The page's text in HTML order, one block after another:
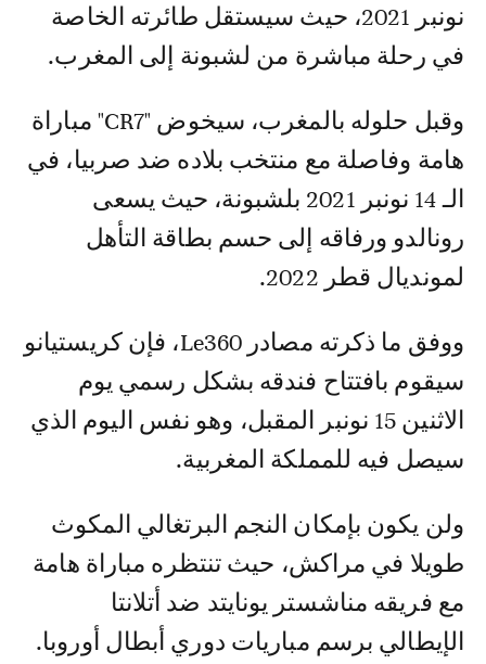
نونبر 2021، حيث سيستقل طائرته الخاصة
في رحلة مباشرة من لشبونة إلى المغرب.
وقبل حلوله بالمغرب، سيخوض "CR7" مباراة
هامة وفاصلة مع منتخب بلاده ضد صربيا، في
الـ 14 نونبر 2021 بلشبونة، حيث يسعى
رونالدو ورفاقه إلى حسم بطاقة التأهل
لمونديال قطر 2022.
ووفق ما ذكرته مصادر Le360، فإن كريستيانو
سيقوم بافتتاح فندقه بشكل رسمي يوم
الاثنين 15 نونبر المقبل، وهو نفس اليوم الذي
سيصل فيه للمملكة المغربية.
ولن يكون بإمكان النجم البرتغالي المكوث
طويلا في مراكش، حيث تنتظره مباراة هامة
مع فريقه مناشستر يونايتد ضد أتلانتا
الإيطالي برسم مباريات دوري أبطال أوروبا.